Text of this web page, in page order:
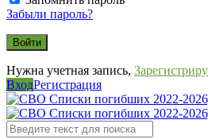
Забыли пароль?
Нужна учетная запись,
ВходРегистрация
СВО
Списки